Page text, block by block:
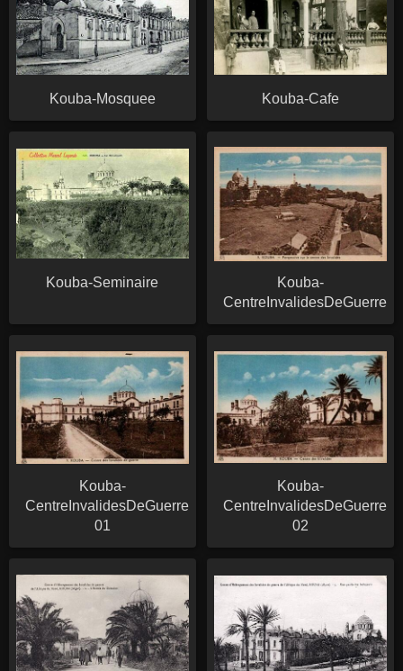
Kouba-Mosquee Kouba-Cafe
Kouba-Seminaire
Kouba-
CentreInvalidesDeGuerre
Kouba-
CentreInvalidesDeGuerre-
01
Kouba-
CentreInvalidesDeGuerre-
02